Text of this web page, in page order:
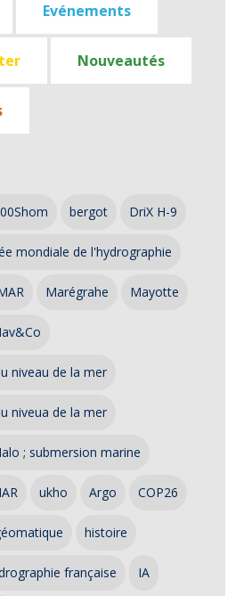
Evénements
Nouveautés
bergot DriX H-9
mondiale de l'hydrographie
Marégrahe Mayotte
niveau de la mer
niveua de la mer
; submersion marine
ukho Argo COP26
histoire
française IA